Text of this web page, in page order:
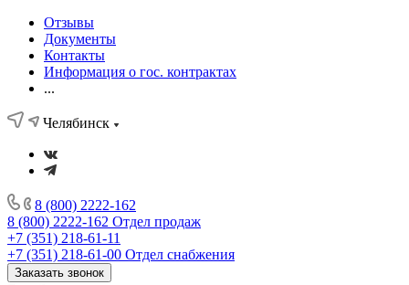
Отзывы
Документы
Контакты
Информация о гос. контрактах
...
Челябинск
8 (800) 2222-162
8 (800) 2222-162 Отдел продаж
+7 (351) 218-61-11
+7 (351) 218-61-00 Отдел снабжения
Заказать звонок